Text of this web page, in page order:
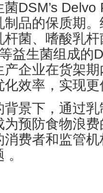
DSM’s
品的保质期
菌、嗜酸乳
益生菌组成的
企业在货架
效率，实现
景下，通过乳
预防食物浪
消费者和监管